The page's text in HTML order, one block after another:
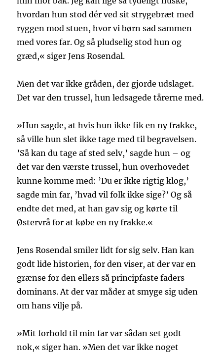
hvordan hun stod dér ved sit strygebræt med
ryggen mod stuen, hvor vi børn sad sammen
med vores far. Og så pludselig stod hun og
græd,« siger Jens Rosendal.
Men det var ikke gråden, der gjorde udslaget.
Det var den trussel, hun ledsagede tårerne med.
»Hun sagde, at hvis hun ikke fik en ny frakke,
så ville hun slet ikke tage med til begravelsen.
’Så kan du tage af sted selv,’ sagde hun – og
det var den værste trussel, hun overhovedet
kunne komme med: ’Du er ikke rigtig klog,’
sagde min far, ’hvad vil folk ikke sige?’ Og så
endte det med, at han gav sig og kørte til
Østervrå for at købe en ny frakke.«
Jens Rosendal smiler lidt for sig selv. Han kan
godt lide historien, for den viser, at der var en
grænse for den ellers så principfaste faders
dominans. At der var måder at smyge sig uden
om hans vilje på.
»Mit forhold til min far var sådan set godt
nok,« siger han. »Men det var ikke noget